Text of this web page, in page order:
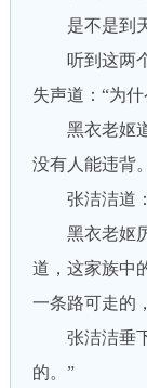
是不是到天
听到这两个
失声道：“为
黑衣老妪道
没有人能违背
张洁洁道
黑衣老妪厉
道，这家族中
一条路可走的
张洁洁垂下
的。”